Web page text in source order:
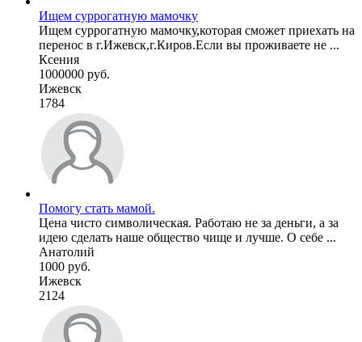
Ищем суррогатную мамочку
Ищем суррогатную мамочку,которая сможет приехать на
перенос в г.Ижевск,г.Киров.Если вы проживаете не ...
Ксения
1000000 руб.
Ижевск
1784
Помогу стать мамой.
Цена чисто символическая. Работаю не за деньги, а за
идею сделать наше общество чище и лучше. О себе ...
Анатолий
1000 руб.
Ижевск
2124